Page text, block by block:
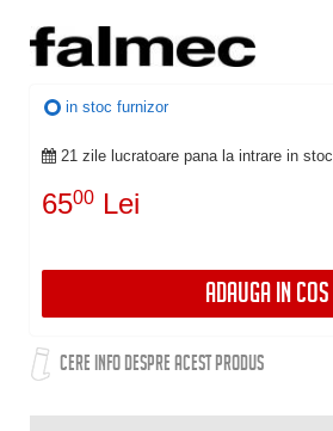
in stoc furnizor
21 zile lucratoare pana la intrare in stoc
6500 Lei
ADAUGA IN COS
CERE INFO DESPRE ACEST PRODUS